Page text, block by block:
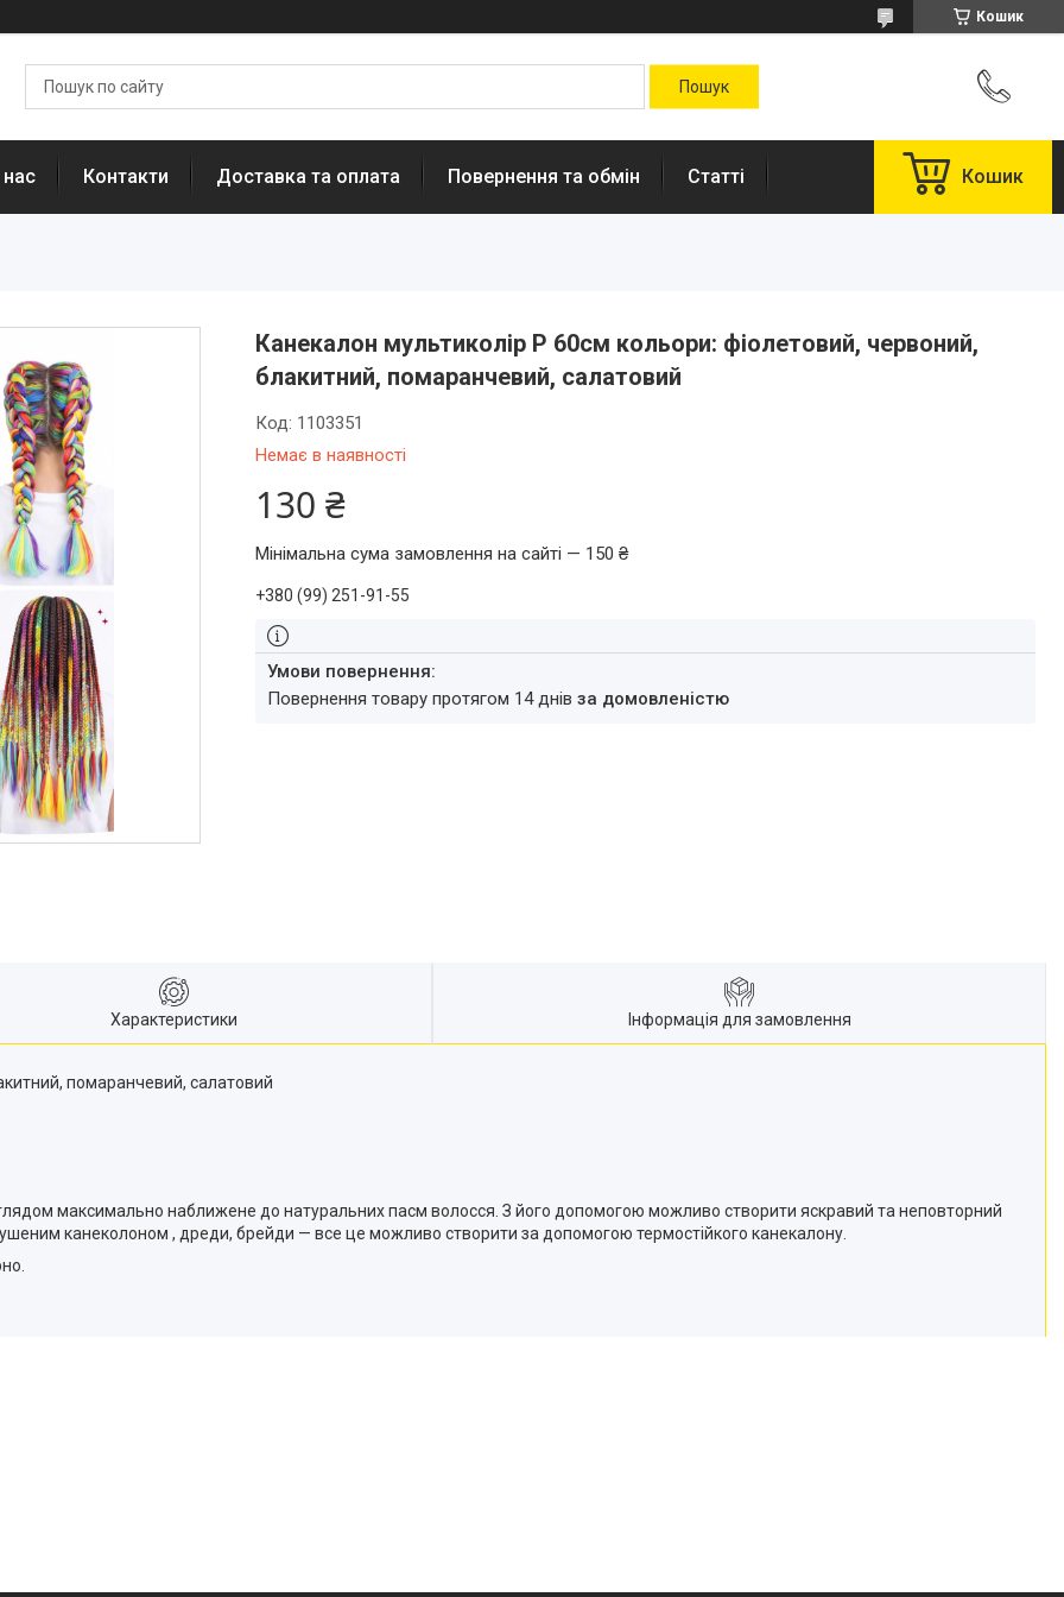
Кошик
Контакти Доставка та оплата Повернення та обмін Статті Кошик
Канекалон мультиколір Р 60см кольори: фіолетовий, червоний,
блакитний, помаранчевий, салатовий
Немає в наявності
Код: 1103351
130 ₴
Мінімальна сума замовлення на сайті — 150 ₴
+380 (99) 251-91-55
повернення товару протягом 14 днів за домовленістю
Характеристики Інформація для замовлення
помаранчевий, салатовий
максимально наближене до натуральних пасм волосся. З його допомогою можливо створити яскравий та неповторний
канеколоном , дреди, брейди — все це можливо створити за допомогою термостійкого канекалону.